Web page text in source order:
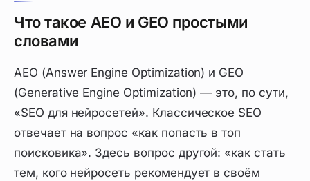
Что такое AEO и GEO простыми
словами
AEO (Answer Engine Optimization) и GEO
(Generative Engine Optimization) — это, по сути,
«SEO для нейросетей». Классическое SEO
отвечает на вопрос «как попасть в топ
поисковика». Здесь вопрос другой: «как стать
тем, кого нейросеть рекомендует в своём